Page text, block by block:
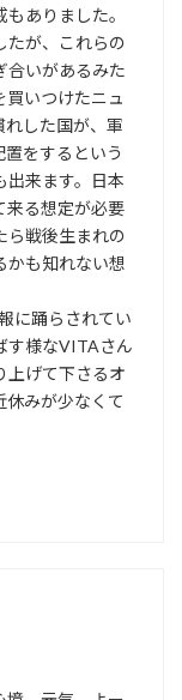
ありました。
たが、これらの
合いがあるみた
買いつけたニュ
れした国が、軍
をするという
出来ます。日本
来る想定が必要
ら戦後生まれの
かも知れない想
に踊らされてい
す様なVITAさん
上げて下さるオ
休みが少なくて